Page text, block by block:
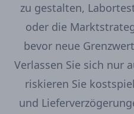
zu gestalten,
oder die
bevor neue
Verlassen Sie sich nur
riskieren Sie
und